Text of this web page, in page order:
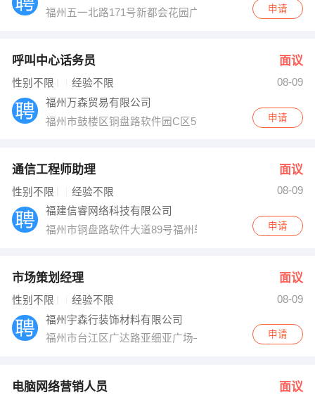
福州五一北路171号新都会花园广场17楼 申请
呼叫中心话务员 面议
性别不限 经验不限
08-09
福州万森贸易有限公司
福州市鼓楼区铜盘路软件园C区59栋长兴富科技楼1层
申请
通信工程师助理 面议
性别不限 经验不限
08-09
福建信睿网络科技有限公司
福州市铜盘路软件大道89号福州软件园D区28＃楼
申请
市场策划经理 面议
性别不限 经验不限
08-09
福州宇森行装饰材料有限公司
福州市台江区广达路亚细亚广场—层宇森行地板连锁超市
申请
电脑网络营销人员 面议